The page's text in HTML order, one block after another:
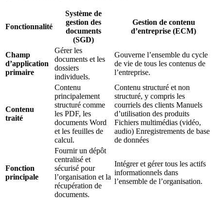
Fonctionnalité
Système de
gestion des
documents
(SGD)
Gestion de contenu
d’entreprise (ECM)
Champ
d’application
primaire
Gérer les
documents et les
dossiers
individuels.
Gouverne l’ensemble du cycle
de vie de tous les contenus de
l’entreprise.
Contenu
traité
Contenu
principalement
structuré comme
les PDF, les
documents Word
et les feuilles de
calcul.
Contenu structuré et non
structuré, y compris les
courriels des clients Manuels
d’utilisation des produits
Fichiers multimédias (vidéo,
audio) Enregistrements de base
de données
Fonction
principale
Fournir un dépôt
centralisé et
sécurisé pour
l’organisation et la
récupération de
documents.
Intégrer et gérer tous les actifs
informationnels dans
l’ensemble de l’organisation.